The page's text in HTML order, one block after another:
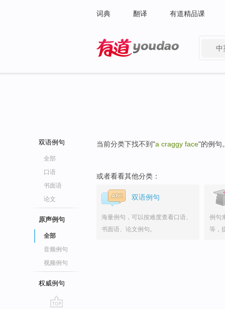
词典 翻译 有道精品课
中
双语例句
全部
口语
书面语
论文
原声例句
全部
音频例句
视频例句
权威例句
当前分类下找不到"a craggy face"的例句。
或者看看其他分类：
双语例句
海量例句，可以按难度查看口语、
书面语、论文例句。
例句
等，